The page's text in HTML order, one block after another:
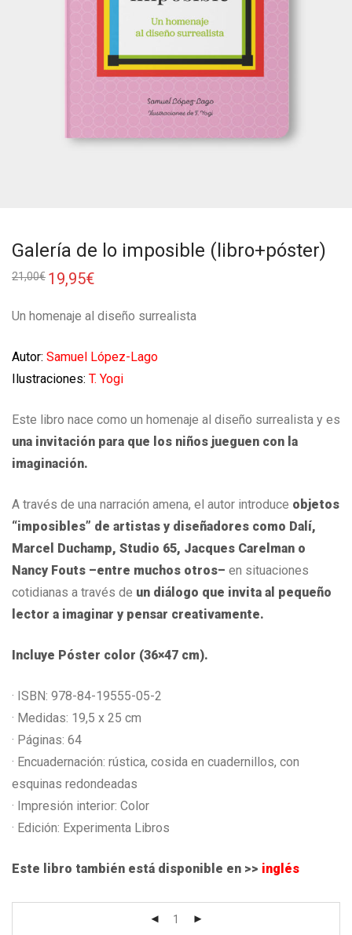
Galería de lo imposible (libro+póster)
21,00€ 19,95€
Un homenaje al diseño surrealista
Autor: Samuel López-Lago
Ilustraciones: T. Yogi
Este libro nace como un homenaje al diseño surrealista y es
una invitación para que los niños jueguen con la
imaginación.
A través de una narración amena, el autor introduce objetos
“imposibles” de artistas y diseñadores como Dalí,
Marcel Duchamp, Studio 65, Jacques Carelman o
Nancy Fouts –entre muchos otros– en situaciones
cotidianas a través de un diálogo que invita al pequeño
lector a imaginar y pensar creativamente.
Incluye Póster color (36×47 cm).
· ISBN: 978-84-19555-05-2
· Medidas: 19,5 x 25 cm
· Páginas: 64
· Encuadernación: rústica, cosida en cuadernillos, con
esquinas redondeadas
· Impresión interior: Color
· Edición: Experimenta Libros
Este libro también está disponible en >> inglés